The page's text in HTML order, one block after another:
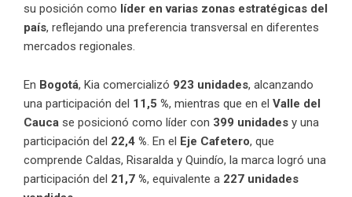
su posición como líder en varias zonas estratégicas del
país, reflejando una preferencia transversal en diferentes
mercados regionales.
En Bogotá, Kia comercializó 923 unidades, alcanzando
una participación del 11,5 %, mientras que en el Valle del
Cauca se posicionó como líder con 399 unidades y una
participación del 22,4 %. En el Eje Cafetero, que
comprende Caldas, Risaralda y Quindío, la marca logró una
participación del 21,7 %, equivalente a 227 unidades